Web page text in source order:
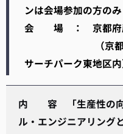
ンは会場参加の方のみ
会 場 ： 京都府産
（京都市下京
サーチパーク東地区内
内 容 「生産性の向
ル・エンジニアリング